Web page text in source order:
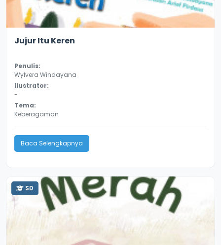
Jujur Itu Keren
Penulis:
Wylvera Windayana
Ilustrator:
-
Tema:
Keberagaman
Baca Selengkapnya
SD